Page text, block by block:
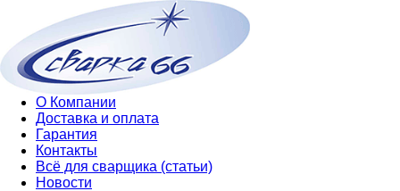
О Компании
Доставка и оплата
Гарантия
Контакты
Всё для сварщика (статьи)
Новости